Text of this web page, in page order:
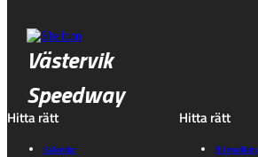
Västervik
Speedway
Hitta rätt
Kalender
Hitta rätt
Bli medlem